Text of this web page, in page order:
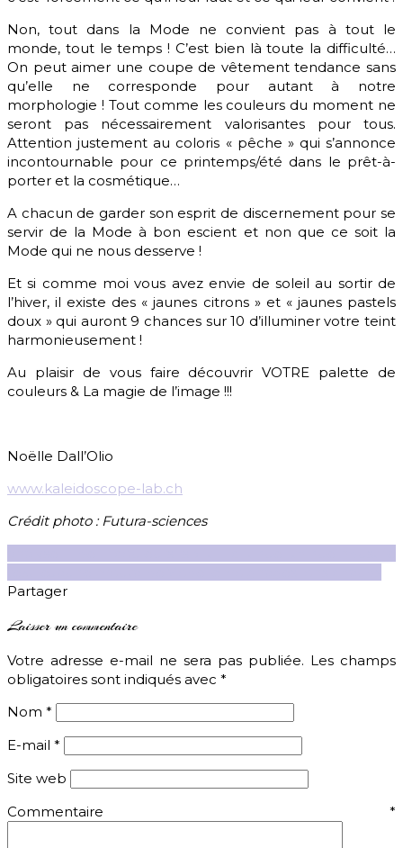
Non, tout dans la Mode ne convient pas à tout le
monde, tout le temps ! C’est bien là toute la difficulté…
On peut aimer une coupe de vêtement tendance sans
qu’elle ne corresponde pour autant à notre
morphologie ! Tout comme les couleurs du moment ne
seront pas nécessairement valorisantes pour tous.
Attention justement au coloris « pêche » qui s’annonce
incontournable pour ce printemps/été dans le prêt-à-
porter et la cosmétique…
A chacun de garder son esprit de discernement pour se
servir de la Mode à bon escient et non que ce soit la
Mode qui ne nous desserve !
Et si comme moi vous avez envie de soleil au sortir de
l’hiver, il existe des « jaunes citrons » et « jaunes pastels
doux » qui auront 9 chances sur 10 d’illuminer votre teint
harmonieusement !
Au plaisir de vous faire découvrir VOTRE palette de
couleurs & La magie de l’image !!!
Noëlle Dall’Olio
www.kaleidoscope-lab.ch
Crédit photo : Futura-sciences
Partager
Laisser un commentaire
Votre adresse e-mail ne sera pas publiée. Les champs
obligatoires sont indiqués avec *
Nom *
E-mail *
Site web
Commentaire *